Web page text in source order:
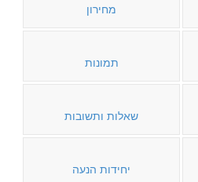
מחירון
תמונות
שאלות ותשובות
יחידות הנעה